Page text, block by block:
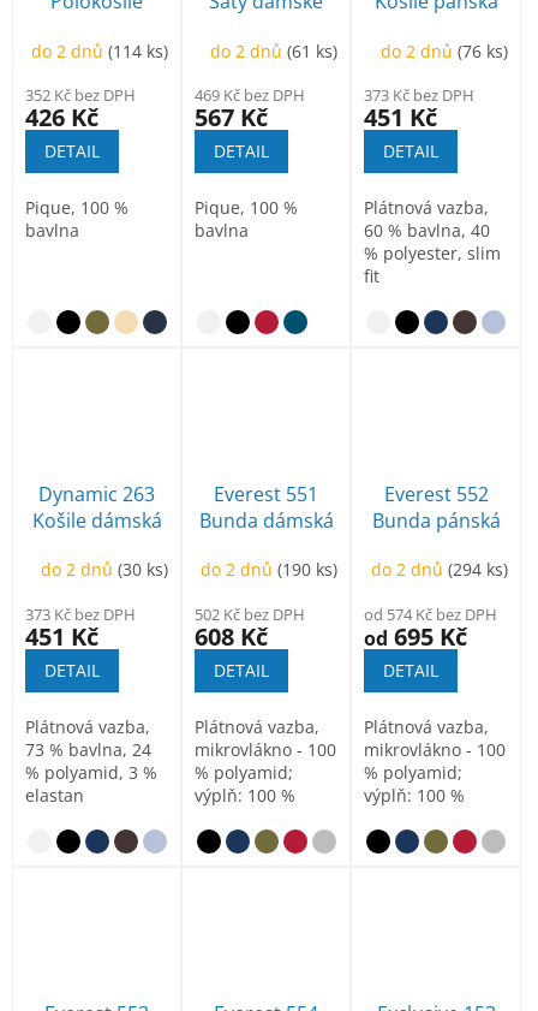
do 2 dnů(114 ks)
352 Kč bez DPH
426 Kč
DETAIL
Pique, 100 %
bavlna
do 2 dnů(61 ks)
469 Kč bez DPH
567 Kč
DETAIL
Pique, 100 %
bavlna
do 2 dnů (76 ks)
373 Kč bez DPH
451 Kč
DETAIL
Plátnová vazba,
60 % bavlna, 40
% polyester, slim
fit
Dynamic 263
Košile dámská
do 2 dnů(30 ks)
373 Kč bez DPH
451 Kč
DETAIL
Plátnová vazba,
73 % bavlna, 24
% polyamid, 3 %
elastan
Everest 551
Bunda dámská
do 2 dnů(190 ks)
502 Kč bez DPH
608 Kč
DETAIL
Plátnová vazba,
mikrovlákno - 100
% polyamid;
výplň: 100 %
Everest 552
Bunda pánská
do 2 dnů (294 ks)
od 574 Kč bez DPH
od 695 Kč
DETAIL
Plátnová vazba,
mikrovlákno - 100
% polyamid;
výplň: 100 %